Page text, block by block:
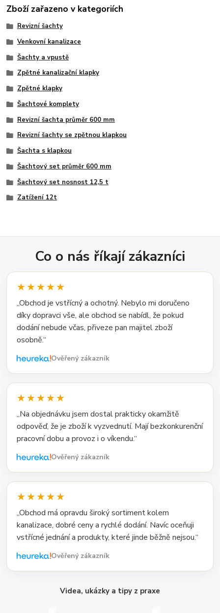
Zboží zařazeno v kategoriích
Revizní šachty
Venkovní kanalizace
Šachty a vpustě
Zpětné kanalizační klapky
Zpětné klapky
Šachtové komplety
Revizní šachta průměr 600 mm
Revizní šachty se zpětnou klapkou
Šachta s klapkou
Šachtový set průměr 600 mm
Šachtový set nosnost 12,5 t
Zatížení 12t
Co o nás říkají zákazníci
★★★★★
„Obchod je vstřícný a ochotný. Nebylo mi doručeno
díky dopravci vše, ale obchod se nabídl, že pokud
dodání nebude včas, přiveze pan majitel zboží
osobně.“
Ověřený zákazník
★★★★★
„Na objednávku jsem dostal prakticky okamžitě
odpověď, že je zboží k vyzvednutí. Mají bezkonkurenční
pracovní dobu a provoz i o víkendu.“
Ověřený zákazník
★★★★★
„Obchod má opravdu široký sortiment kolem
kanalizace, dobré ceny a rychlé dodání. Navíc oceňuji
vstřícné jednání a produkty, které jinde běžně nejsou.“
Ověřený zákazník
Videa, ukázky a tipy z praxe